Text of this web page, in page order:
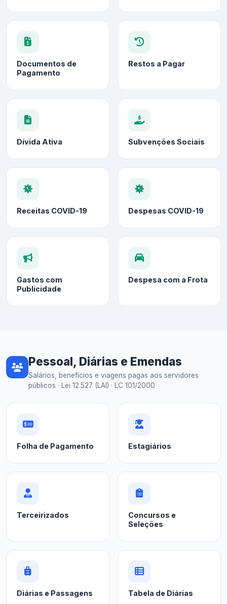
Documentos de
Pagamento
Restos a Pagar
Dívida Ativa Subvenções Sociais
Receitas COVID-19 Despesas COVID-19
Gastos com
Publicidade
Despesa com a Frota
Pessoal, Diárias e Emendas
Salários, benefícios e viagens pagas aos servidores
públicos · Lei 12.527 (LAI) · LC 101/2000
Folha de Pagamento Estagiários
Terceirizados
Concursos e
Seleções
Diárias e Passagens Tabela de Diárias